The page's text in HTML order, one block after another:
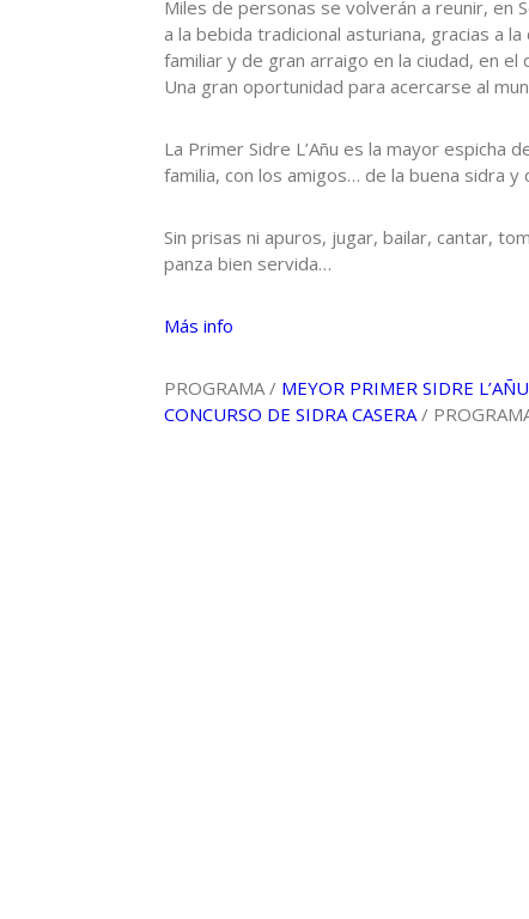
Miles de personas se volverán a reunir, en
a la bebida tradicional asturiana, gracias a
familiar y de gran arraigo en la ciudad, en
Una gran oportunidad para acercarse al
La Primer Sidre L’Añu es la mayor espicha
familia, con los amigos… de la buena sidra
Sin prisas ni apuros, jugar, bailar, cantar,
panza bien servida…
Más info
PROGRAMA / MEYOR PRIMER SIDRE L’AÑU
CONCURSO DE SIDRA CASERA/